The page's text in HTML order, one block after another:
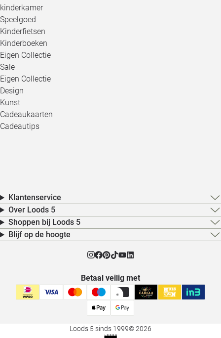
kinderkamer
Speelgoed
Kinderfietsen
Kinderboeken
Eigen Collectie
Sale
Eigen Collectie
Design
Kunst
Cadeaukaarten
Cadeautips
Klantenservice
Over Loods 5
Shoppen bij Loods 5
Blijf op de hoogte
Betaal veilig met
Loods 5 sinds 1999© 2026